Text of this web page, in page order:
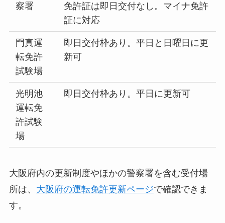
察署
免許証は即日交付なし。マイナ免許
証に対応
門真運
転免許
試験場
即日交付枠あり。平日と日曜日に更
新可
光明池
運転免
許試験
場
即日交付枠あり。平日に更新可
大阪府内の更新制度やほかの警察署を含む受付場
所は、 大阪府の運転免許更新ページで確認できま
す。